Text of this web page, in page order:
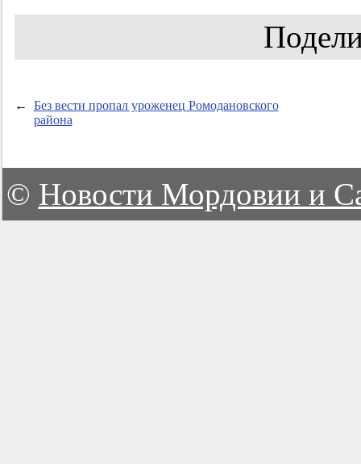
←
Без вести пропал уроженец Ромодановского
района
© Новости Мордовии и